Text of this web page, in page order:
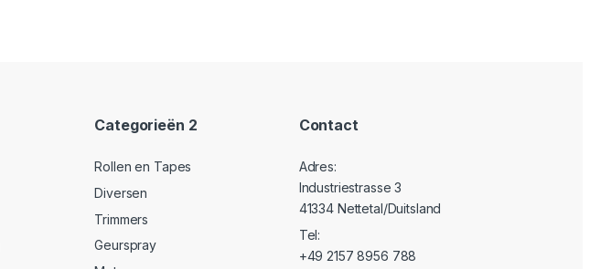
Categorieën 2
Rollen en Tapes
Diversen
Trimmers
Geurspray
Contact
Adres:
Industriestrasse 3
41334 Nettetal/Duitsland
Tel:
+49 2157 8956 788